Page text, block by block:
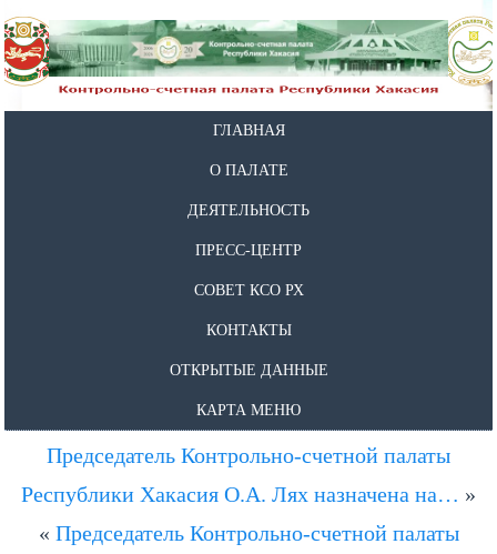
ГЛАВНАЯ
О ПАЛАТЕ
ДЕЯТЕЛЬНОСТЬ
ПРЕСС-ЦЕНТР
СОВЕТ КСО РХ
КОНТАКТЫ
ОТКРЫТЫЕ ДАННЫЕ
КАРТА МЕНЮ
Председатель Контрольно-счетной палаты
Республики Хакасия О.А. Лях назначена на… »
« Председатель Контрольно-счетной палаты